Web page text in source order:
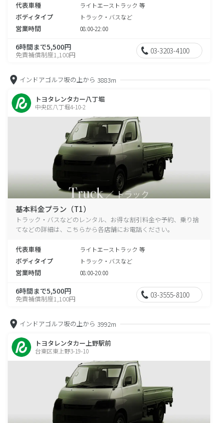
代表車種 ライトエーストラック 等
ボディタイプ トラック・バスなど
営業時間 08:00-22:00
6時間まで5,500円
免責補償制度1,100円 03-3203-4100
インドアゴルフ坂の上から 3883m
トヨタレンタカー八丁堀
中央区八丁堀4-10-2
基本料金プラン（T1）
トラック・バスなどのレンタル、お得な割引料金や予約、乗り捨
てなどの詳細は、こちらから各店舗にお電話ください。
代表車種 ライトエーストラック 等
ボディタイプ トラック・バスなど
営業時間 08:00-20:00
6時間まで5,500円
免責補償制度1,100円 03-3555-8100
インドアゴルフ坂の上から 3992m
トヨタレンタカー上野駅前
台東区東上野3-19-10